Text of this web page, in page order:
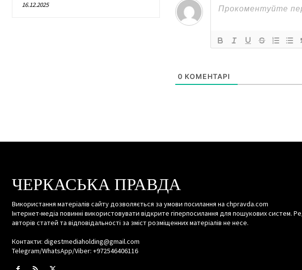
16.12.2025
0 КОМЕНТАРІ
ЧЕРКАСЬКА ПРАВДА
Використання матеріалів сайту дозволяється за умови посилання на chpravda.com
Інтернет-медіа повинні використовувати відкрите гіперпосилання для пошукових систем.
авторів статей та відповідальності за зміст розміщенних матеріалів не несе.
Контакти: digestmediaholding@gmail.com
Telegram/WhatsApp/Viber: +972546406116